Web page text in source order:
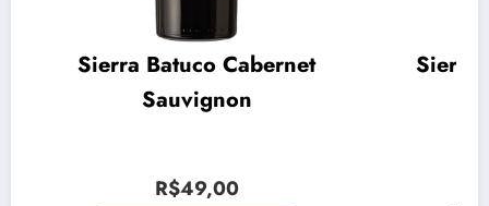
Sierra Batuco Cabernet
Sauvignon
R$49,00
Sierra